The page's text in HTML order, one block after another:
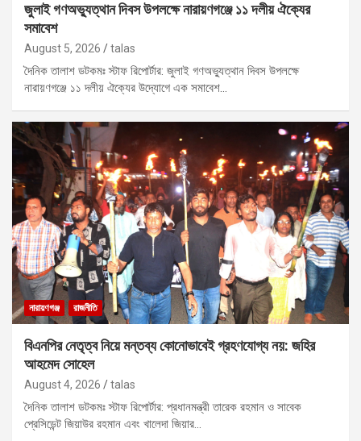
জুলাই গণঅভ্যুত্থান দিবস উপলক্ষে নারায়ণগঞ্জে ১১ দলীয় ঐক্যের
সমাবেশ
August 5, 2026 talas
দৈনিক তালাশ ডটকমঃ স্টাফ রিপোর্টার: জুলাই গণঅভ্যুত্থান দিবস উপলক্ষে
নারায়ণগঞ্জে ১১ দলীয় ঐক্যের উদ্যোগে এক সমাবেশ…
নারায়ণগঞ্জ রাজনীতি
বিএনপির নেতৃত্ব নিয়ে মন্তব্য কোনোভাবেই গ্রহণযোগ্য নয়: জহির
আহমেদ সোহেল
August 4, 2026 talas
দৈনিক তালাশ ডটকমঃ স্টাফ রিপোর্টার: প্রধানমন্ত্রী তারেক রহমান ও সাবেক
প্রেসিডেন্ট জিয়াউর রহমান এবং খালেদা জিয়ার…